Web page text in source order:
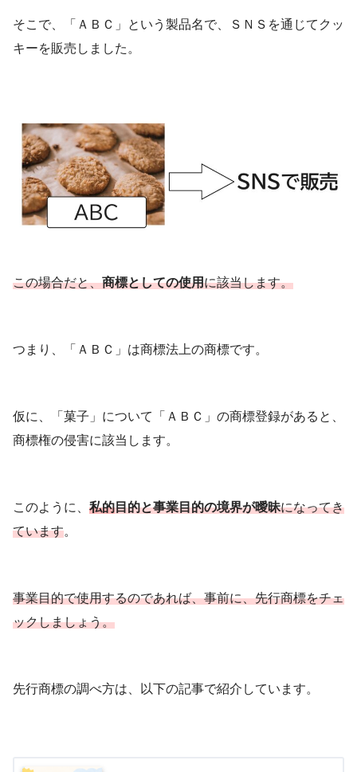
そこで、「ＡＢＣ」という製品名で、ＳＮＳを通じてクッ
キーを販売しました。
この場合だと、商標としての使用に該当します。
つまり、「ＡＢＣ」は商標法上の商標です。
仮に、「菓子」について「ＡＢＣ」の商標登録があると、
商標権の侵害に該当します。
このように、 私的目的と事業目的の境界が曖昧になってき
ています。
事業目的で使用するのであれば、事前に、先行商標をチェ
ックしましょう。
先行商標の調べ方は、以下の記事で紹介しています。